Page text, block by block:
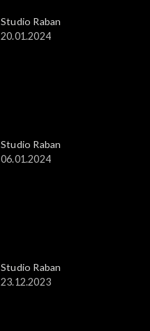
Studio Raban
20.01.2024
Studio Raban
06.01.2024
Studio Raban
23.12.2023